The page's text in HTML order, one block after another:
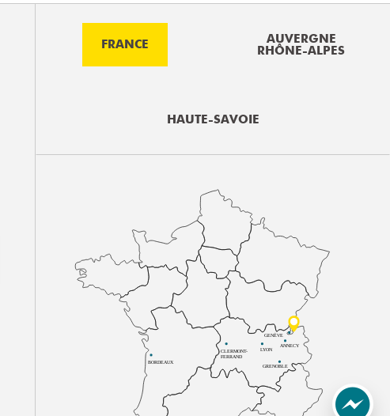
FRANCE
AUVERGNE
RHÔNE-ALPES
HAUTE-SAVOIE
BORDEAUX
CLERMONT-
FERRAND
LYON
ANNECY
GRENOBLE
GENÈVE